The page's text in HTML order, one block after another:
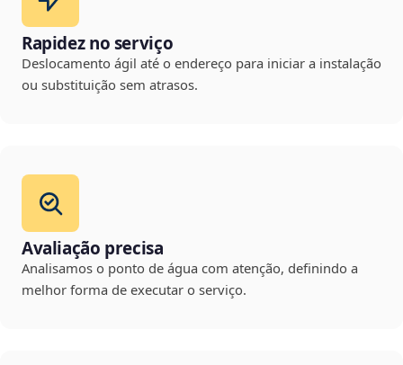
Rapidez no serviço
Deslocamento ágil até o endereço para iniciar a instalação
ou substituição sem atrasos.
Avaliação precisa
Analisamos o ponto de água com atenção, definindo a
melhor forma de executar o serviço.